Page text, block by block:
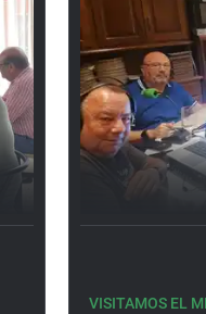
VISITAMOS EL